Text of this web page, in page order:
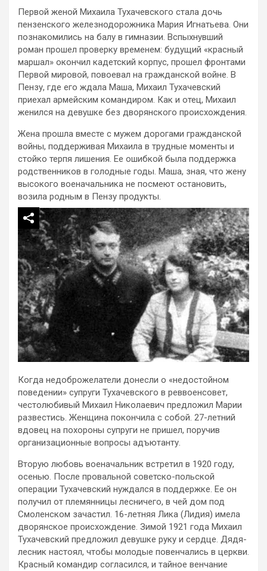
Первой женой Михаила Тухачевского стала дочь
пензенского железнодорожника Мария Игнатьева. Они
познакомились на балу в гимназии. Вспыхнувший
роман прошел проверку временем: будущий «красный
маршал» окончил кадетский корпус, прошел фронтами
Первой мировой, повоевал на гражданской войне. В
Пензу, где его ждала Маша, Михаил Тухачевский
приехал армейским командиром. Как и отец, Михаил
женился на девушке без дворянского происхождения.
Жена прошла вместе с мужем дорогами гражданской
войны, поддерживая Михаила в трудные моменты и
стойко терпя лишения. Ее ошибкой была поддержка
родственников в голодные годы. Маша, зная, что жену
высокого военачальника не посмеют остановить,
возила родным в Пензу продукты.
Когда недоброжелатели донесли о «недостойном
поведении» супруги Тухачевского в реввоенсовет,
честолюбивый Михаил Николаевич предложил Марии
развестись. Женщина покончила с собой. 27-летний
вдовец на похороны супруги не пришел, поручив
организационные вопросы адъютанту.
Вторую любовь военачальник встретил в 1920 году,
осенью. После провальной советско-польской
операции Тухачевский нуждался в поддержке. Ее он
получил от племянницы лесничего, в чей дом под
Смоленском зачастил. 16-летняя Лика (Лидия) имела
дворянское происхождение. Зимой 1921 года Михаил
Тухачевский предложил девушке руку и сердце. Дядя-
лесник настоял, чтобы молодые повенчались в церкви.
Красный командир согласился, и тайное венчание